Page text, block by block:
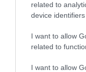
related to
device identifiers
I want to allow
related to
I want to allow
vásárral
budapesti
utazással